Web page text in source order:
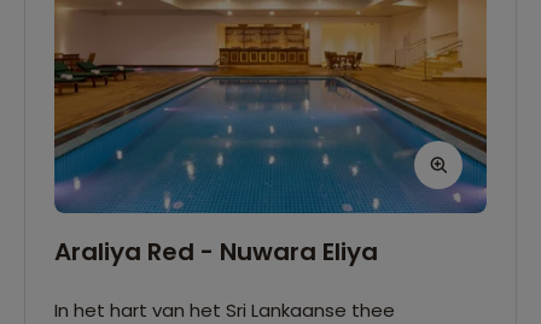
Araliya Red - Nuwara Eliya
In het hart van het Sri Lankaanse thee